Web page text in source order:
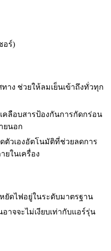
อร์)
าง ช่วยให้ลมเย็นเข้าถึงทั่วทุก
คลือบสารป้องกันการกัดกร่อน
ยนอก
ตัวเองอัตโนมัติที่ช่วยลดการ
ยในเครื่อง
ยัดไฟอยู่ในระดับมาตรฐาน
าจจะไม่เงียบเท่ากับแอร์รุ่น